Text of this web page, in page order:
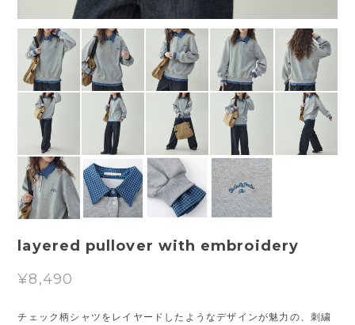
layered pullover with embroidery
¥8,490
チェック柄シャツをレイヤードしたようなデザインが魅力の、刺繍